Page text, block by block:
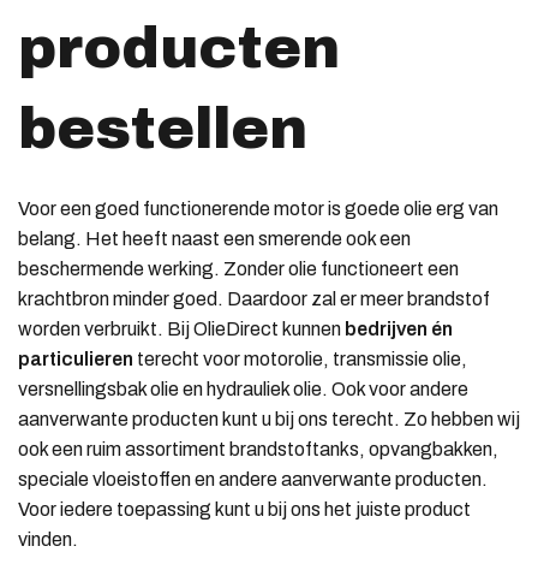
producten
bestellen
Voor een goed functionerende motor is goede olie erg van
belang. Het heeft naast een smerende ook een
beschermende werking. Zonder olie functioneert een
krachtbron minder goed. Daardoor zal er meer brandstof
worden verbruikt. Bij OlieDirect kunnen bedrijven én
particulieren terecht voor motorolie, transmissie olie,
versnellingsbak olie en hydrauliek olie. Ook voor andere
aanverwante producten kunt u bij ons terecht. Zo hebben wij
ook een ruim assortiment brandstoftanks, opvangbakken,
speciale vloeistoffen en andere aanverwante producten.
Voor iedere toepassing kunt u bij ons het juiste product
vinden.